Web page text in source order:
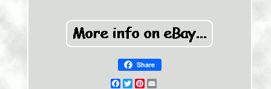
Share
Facebook
TwitterPinterest